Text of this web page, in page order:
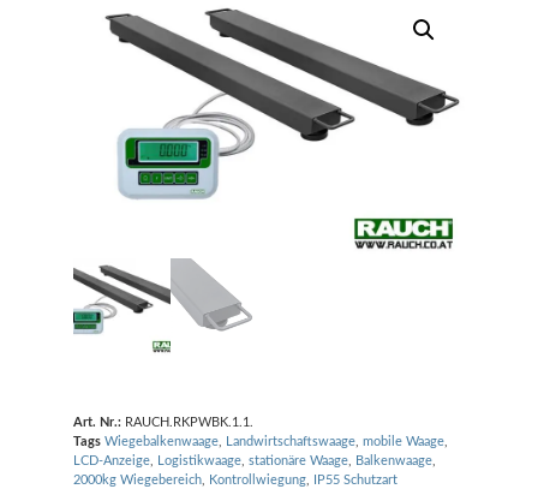
Art. Nr.: RAUCH.RKPWBK.1.1.
Tags Wiegebalkenwaage, Landwirtschaftswaage, mobile Waage,
LCD-Anzeige, Logistikwaage, stationäre Waage, Balkenwaage,
2000kg Wiegebereich, Kontrollwiegung, IP55 Schutzart